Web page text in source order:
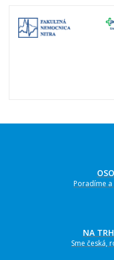
Poradíme
NA
Sme česká,